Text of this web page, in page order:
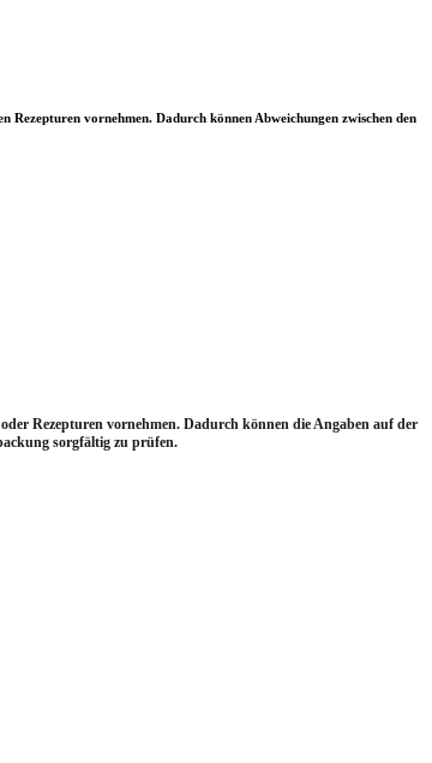
vornehmen. Dadurch können Abweichungen zwischen den
Rezepturen vornehmen. Dadurch können die Angaben auf der
sorgfältig zu prüfen.